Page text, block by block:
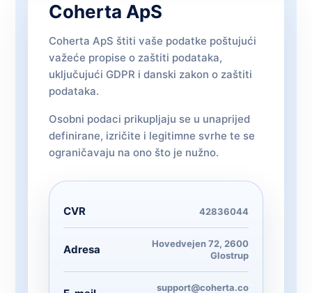
Coherta ApS
Coherta ApS štiti vaše podatke poštujući
važeće propise o zaštiti podataka,
uključujući GDPR i danski zakon o zaštiti
podataka.
Osobni podaci prikupljaju se u unaprijed
definirane, izričite i legitimne svrhe te se
ograničavaju na ono što je nužno.
CVR 42836044
Adresa
Hovedvejen 72, 2600
Glostrup
support@coherta.co